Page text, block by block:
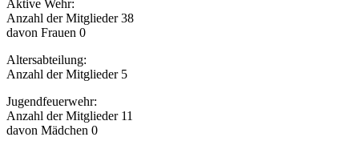
Aktive Wehr:
Anzahl der Mitglieder 38
davon Frauen 0
Altersabteilung:
Anzahl der Mitglieder 5
Jugendfeuerwehr:
Anzahl der Mitglieder 11
davon Mädchen 0